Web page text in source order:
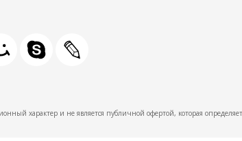
характер и не является публичной офертой, которая